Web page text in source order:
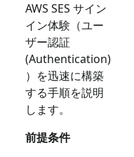
AWS SES サイン
イン体験（ユー
ザー認証
(Authentication)
）を迅速に構築
する手順を説明
します。
前提条件